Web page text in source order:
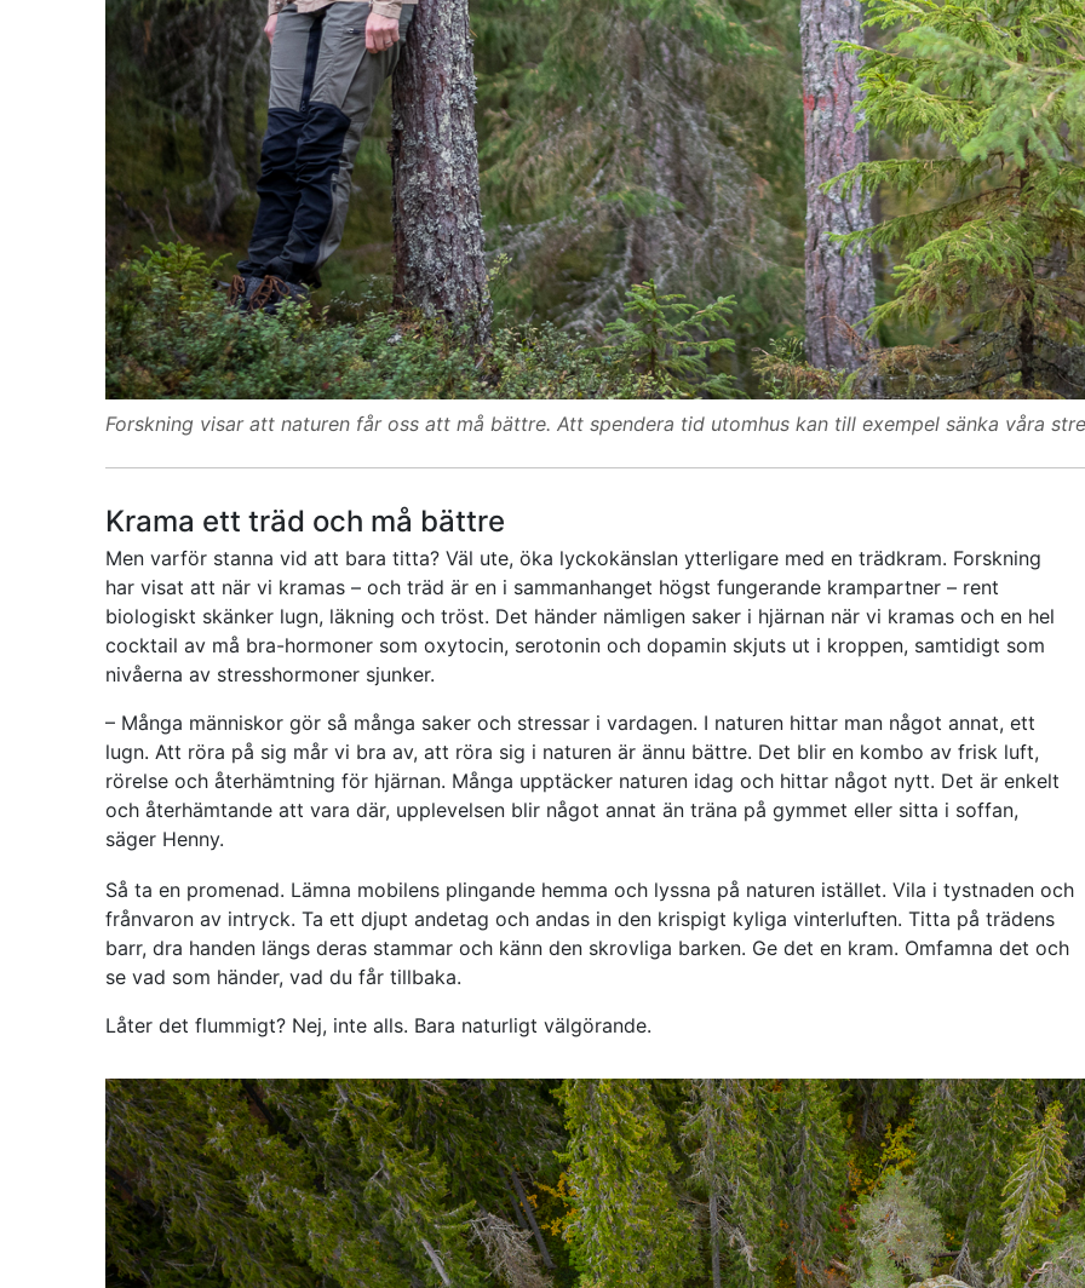
Forskning visar att naturen får oss att må bättre. Att spendera tid utomhus kan till exempel sänka våra
Krama ett träd och må bättre
Men varför stanna vid att bara titta? Väl ute, öka lyckokänslan ytterligare med en trädkram. Forskning
har visat att när vi kramas – och träd är en i sammanhanget högst fungerande krampartner – rent
biologiskt skänker lugn, läkning och tröst. Det händer nämligen saker i hjärnan när vi kramas och en hel
cocktail av må bra-hormoner som oxytocin, serotonin och dopamin skjuts ut i kroppen, samtidigt som
nivåerna av stresshormoner sjunker.
– Många människor gör så många saker och stressar i vardagen. I naturen hittar man något annat, ett
lugn. Att röra på sig mår vi bra av, att röra sig i naturen är ännu bättre. Det blir en kombo av frisk luft,
rörelse och återhämtning för hjärnan. Många upptäcker naturen idag och hittar något nytt. Det är enkelt
och återhämtande att vara där, upplevelsen blir något annat än träna på gymmet eller sitta i soffan,
säger Henny.
Så ta en promenad. Lämna mobilens plingande hemma och lyssna på naturen istället. Vila i tystnaden och
frånvaron av intryck. Ta ett djupt andetag och andas in den krispigt kyliga vinterluften. Titta på trädens
barr, dra handen längs deras stammar och känn den skrovliga barken. Ge det en kram. Omfamna det och
se vad som händer, vad du får tillbaka.
Låter det flummigt? Nej, inte alls. Bara naturligt välgörande.